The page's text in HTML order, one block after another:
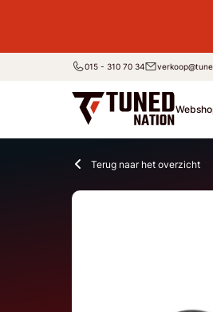
015 - 310 70 34
Terug naar het overzicht